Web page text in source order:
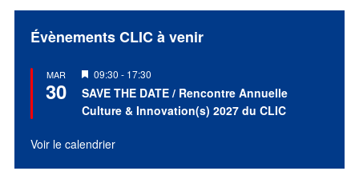
Évènements CLIC à venir
MAR
30
Mis
en
avant
09:30 - 17:30
SAVE THE DATE / Rencontre Annuelle
Culture & Innovation(s) 2027 du CLIC
Voir le calendrier